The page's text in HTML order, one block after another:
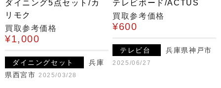
ダイニング5点セット/カ
リモク
買取参考価格
¥1,000
ダイニングセット
兵庫
県西宮市 2025/03/28
テレビボード/ACTUS
買取参考価格
¥600
テレビ台 兵庫県神戸市
2025/06/27